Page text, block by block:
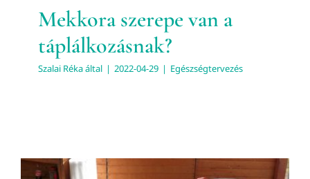
Mekkora szerepe van a
táplálkozásnak?
Szalai Rékaáltal | 2022-04-29 | Egészségtervezés